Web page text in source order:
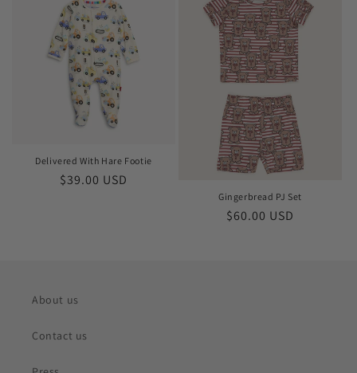
Delivered With Hare Footie
Prix
$39.00 USD
Gingerbread PJ Set
Prix
$60.00 USD
About us
Contact us